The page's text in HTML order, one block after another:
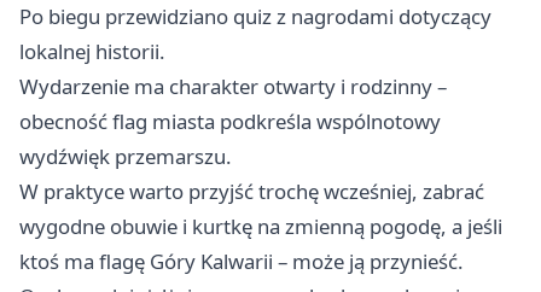
Po biegu przewidziano quiz z nagrodami dotyczący
lokalnej historii.
Wydarzenie ma charakter otwarty i rodzinny –
obecność flag miasta podkreśla wspólnotowy
wydźwięk przemarszu.
W praktyce warto przyjść trochę wcześniej, zabrać
wygodne obuwie i kurtkę na zmienną pogodę, a jeśli
ktoś ma flagę Góry Kalwarii – może ją przynieść.